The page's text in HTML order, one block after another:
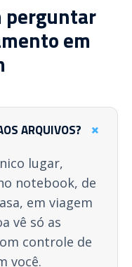
perguntar
em
ARQUIVOS? +
lugar,
notebook, de
em viagem
vê só as
controle de
você.